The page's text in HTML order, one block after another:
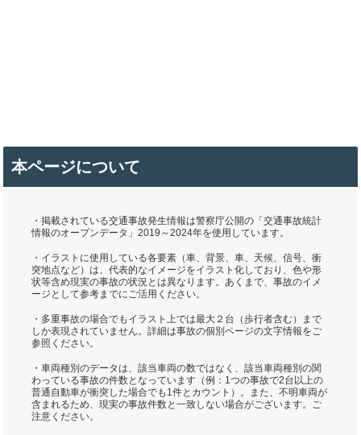
本ページについて
・掲載されている交通事故発生情報は警察庁公開の「交通事故統計
情報のオープンデータ」2019～2024年を使用しています。
・イラストに使用している各要素（車、背景、車、天候、信号、衝
突地点など）は、代表的なイメージをイラスト化しており、色や形
状等含め現実の事故の状況とは異なります。あくまで、事故のイメ
ージとして参考までにご活用ください。
・多重事故の場合でもイラスト上では最大２台（歩行者含む）まで
しか表現されていません。詳細は事故の個別ページの文字情報をご
参照ください。
・車両種別のデータは、該当車両の数ではなく、該当車両種別の関
わっている事故の件数となっています（例：1つの事故で2台以上の
普通自動車が衝突した場合でも1件とカウント）。また、不明車両が
含まれるため、現実の事故件数と一致しない場合がございます。ご
注意ください。